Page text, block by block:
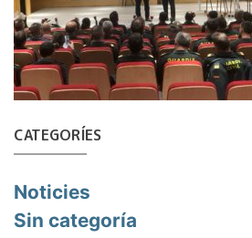
CATEGORÍES
Noticies
Sin categoría